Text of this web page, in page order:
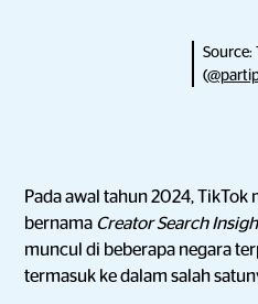
Source:
(
Pada awal tahun 2024,
bernama Creator Search
muncul di beberapa negara
termasuk ke dalam salah